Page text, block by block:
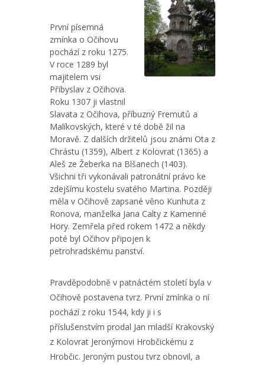
První písemná
zmínka o Očihovu
pochází z roku 1275.
V roce 1289 byl
majitelem vsi
Přibyslav z Očihova.
Roku 1307 ji vlastnil
Slavata z Očihova, příbuzný Fremutů a
Malíkovských, které v té době žil na
Moravě. Z dalších držitelů jsou známi Ota z
Chrástu (1359), Albert z Kolovrat (1365) a
Aleš ze Žeberka na Blšanech (1403).
Všichni tři vykonávali patronátní právo ke
zdejšímu kostelu svatého Martina. Později
měla v Očihově zapsané věno Kunhuta z
Ronova, manželka Jana Calty z Kamenné
Hory. Zemřela před rokem 1472 a někdy
poté byl Očihov připojen k
petrohradskému panství.
Pravděpodobně v patnáctém století byla v
Očihově postavena tvrz. První zmínka o ní
pochází z roku 1544, kdy ji i s
příslušenstvím prodal Jan mladší Krakovský
z Kolovrat Jeronýmovi Hrobčickému z
Hrobčic. Jeroným pustou tvrz obnovil, a